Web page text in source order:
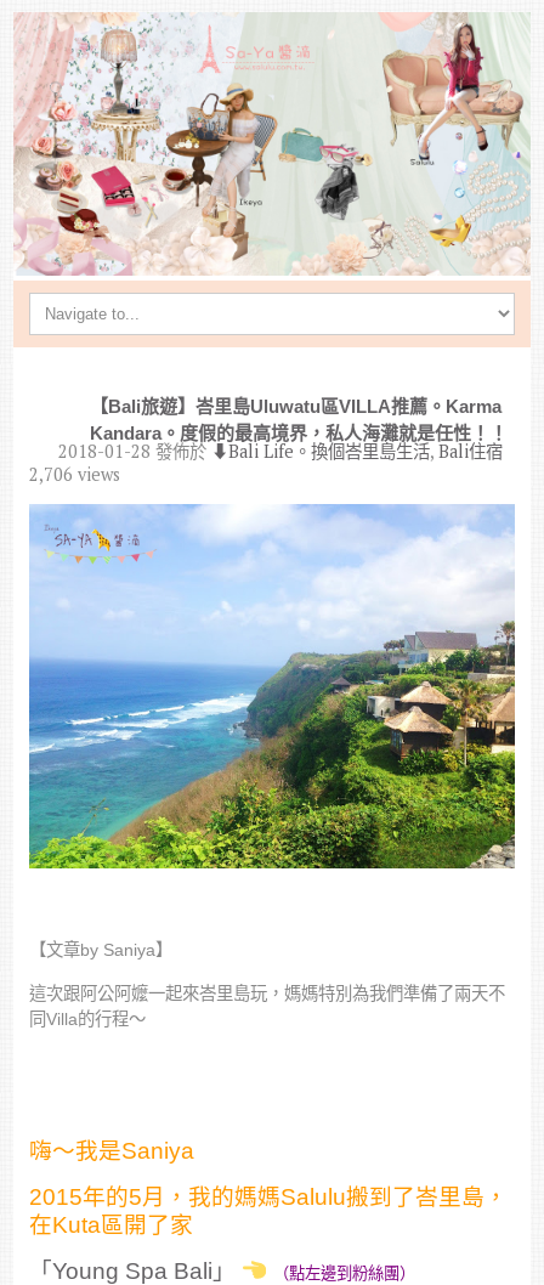
【Bali旅遊】峇里島Uluwatu區VILLA推薦。Karma
Kandara。度假的最高境界，私人海灘就是任性！！
2018-01-28 發佈於 ⬇︎Bali Life。換個峇里島生活, Bali住宿
2,706 views
【文章by Saniya】
這次跟阿公阿嬤一起來峇里島玩，媽媽特別為我們準備了兩天不
同Villa的行程～
嗨～我是Saniya
2015年的5月，我的媽媽Salulu搬到了峇里島，
在Kuta區開了家
「Young Spa Bali」
（點左邊到粉絲團）